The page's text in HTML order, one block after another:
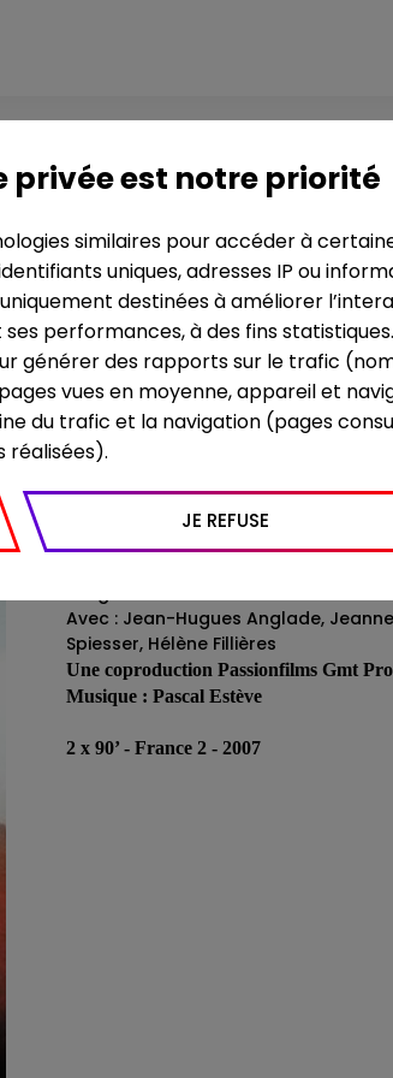
SYNOPSIS
Le corps d'une jeune fille, marqué
retrouvé. Ce corps rappelle au
disparition de son frère Raphael,
amie 30 ans plus tôt. Une chose
commissaire : les blessures du
marques laissées par un trident.
Adamsberg devra trouver l'identité
modus operandi plutôt étrange.
Réalisateur : Josée Dayan
Auteurs : Emmanuel Carrère
Avec : Jean-Hugues Anglade,
Spiesser, Hélène Fillières
Une coproduction Passionfilms Gmt
Musique : Pascal Estève
2 x 90’ - France 2 - 2007
privée est notre priorité
similaires pour accéder à
uniques, adresses IP ou
destinées à améliorer
performances, à des fins
générer des rapports sur le trafic
vues en moyenne, appareil et
du trafic et la navigation (pages
réalisées).
JE REFUSE